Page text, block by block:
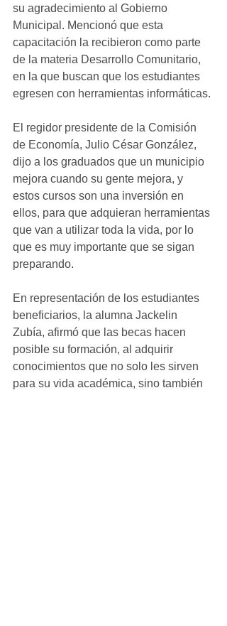
su agradecimiento al Gobierno
Municipal. Mencionó que esta
capacitación la recibieron como parte
de la materia Desarrollo Comunitario,
en la que buscan que los estudiantes
egresen con herramientas informáticas.
El regidor presidente de la Comisión
de Economía, Julio César González,
dijo a los graduados que un municipio
mejora cuando su gente mejora, y
estos cursos son una inversión en
ellos, para que adquieran herramientas
que van a utilizar toda la vida, por lo
que es muy importante que se sigan
preparando.
En representación de los estudiantes
beneficiarios, la alumna Jackelin
Zubía, afirmó que las becas hacen
posible su formación, al adquirir
conocimientos que no solo les sirven
para su vida académica, sino también